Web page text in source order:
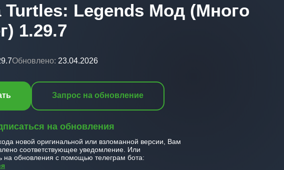
Turtles: Legends Мод (Много
1.29.7
Обновлено: 23.04.2026
Запрос на обновление
на обновления
новой оригинальной или взломанной версии, Вам
соответствующее уведомление. Или
на обновления с помощью телеграм бота: